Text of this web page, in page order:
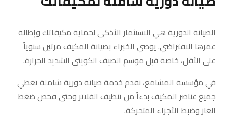
الصيانة الدورية هي الاستثمار الأذكى لحماية مكيفاتك وإطالة
عمرها الافتراضي. يوصي الخبراء بصيانة المكيف مرتين سنوياً
على الأقل، خاصة قبل موسم الصيف الكويتي الشديد الحرارة.
في مؤسسة المشامع، نقدم خدمة صيانة دورية شاملة تغطي
جميع عناصر المكيف بدءاً من تنظيف الفلاتر وحتى فحص ضغط
الغاز وضبط الأجزاء المتحركة.